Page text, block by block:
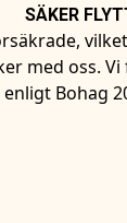
SÄKER
med oss.
enligt Bohag